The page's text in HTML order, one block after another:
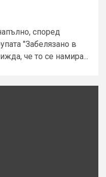
според
"Забелязано в
че то се намира...